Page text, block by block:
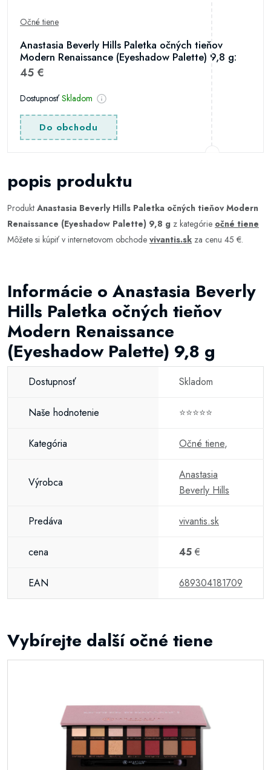
Očné tiene
Anastasia Beverly Hills Paletka očných tieňov
Modern Renaissance (Eyeshadow Palette) 9,8 g:
45 €
Dostupnosť Skladom
Do obchodu
popis produktu
Produkt Anastasia Beverly Hills Paletka očných tieňov Modern
Renaissance (Eyeshadow Palette) 9,8 g z kategórie očné tiene
Môžete si kúpiť v internetovom obchode vivantis.sk za cenu 45 €.
Informácie o Anastasia Beverly
Hills Paletka očných tieňov
Modern Renaissance
(Eyeshadow Palette) 9,8 g
Dostupnosť Skladom
Naše hodnotenie ⭐⭐⭐⭐⭐
Kategória Očné tiene,
Výrobca
Anastasia
Beverly Hills
Predáva vivantis.sk
cena 45 €
EAN 689304181709
Vybírejte další očné tiene